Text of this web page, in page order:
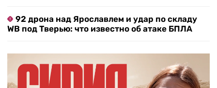
92 дрона над Ярославлем и удар по складу
WB под Тверью: что известно об атаке БПЛА